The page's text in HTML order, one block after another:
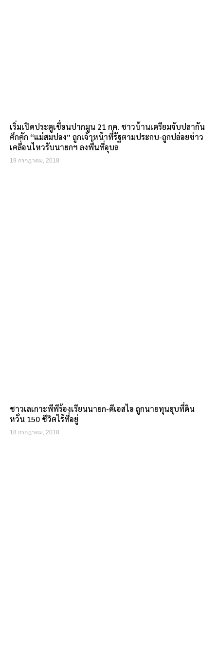
เริ่มเปิดประตูเขื่อนปากมูน 21 กค. ชาวบ้านเตรียมจับปลากัน
คึกคัก “แม่สมปอง” ถูกเจ้าหน้าที่รัฐตามประกบ-ถูกปล่อยข่าว
เคลื่อนไหวรับนายกฯ ลงพื้นที่อุบล
19 กรกฎาคม, 2018
ชาวเลเกาะพีพีร้องเรียนนายก-ดีเอสไอ ถูกนายทุนฮุบที่ดิน
หวั่น 150 ชีวิตไร้ที่อยู่
18 กรกฎาคม, 2018